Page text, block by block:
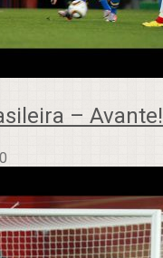
– Avante!